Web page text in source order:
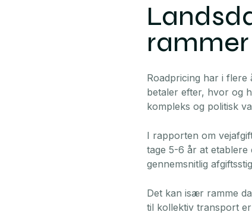
Roadpricing har i
betaler efter, hvor og
kompleks og politisk
I rapporten om
tage 5-6 år at etablere
gennemsnitlig
Det kan især ramme
til kollektiv transport